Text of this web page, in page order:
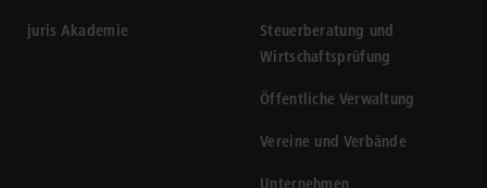
juris Akademie
Steuerberatung und
Wirtschaftsprüfung
Öffentliche Verwaltung
Vereine und Verbände
Unternehmen